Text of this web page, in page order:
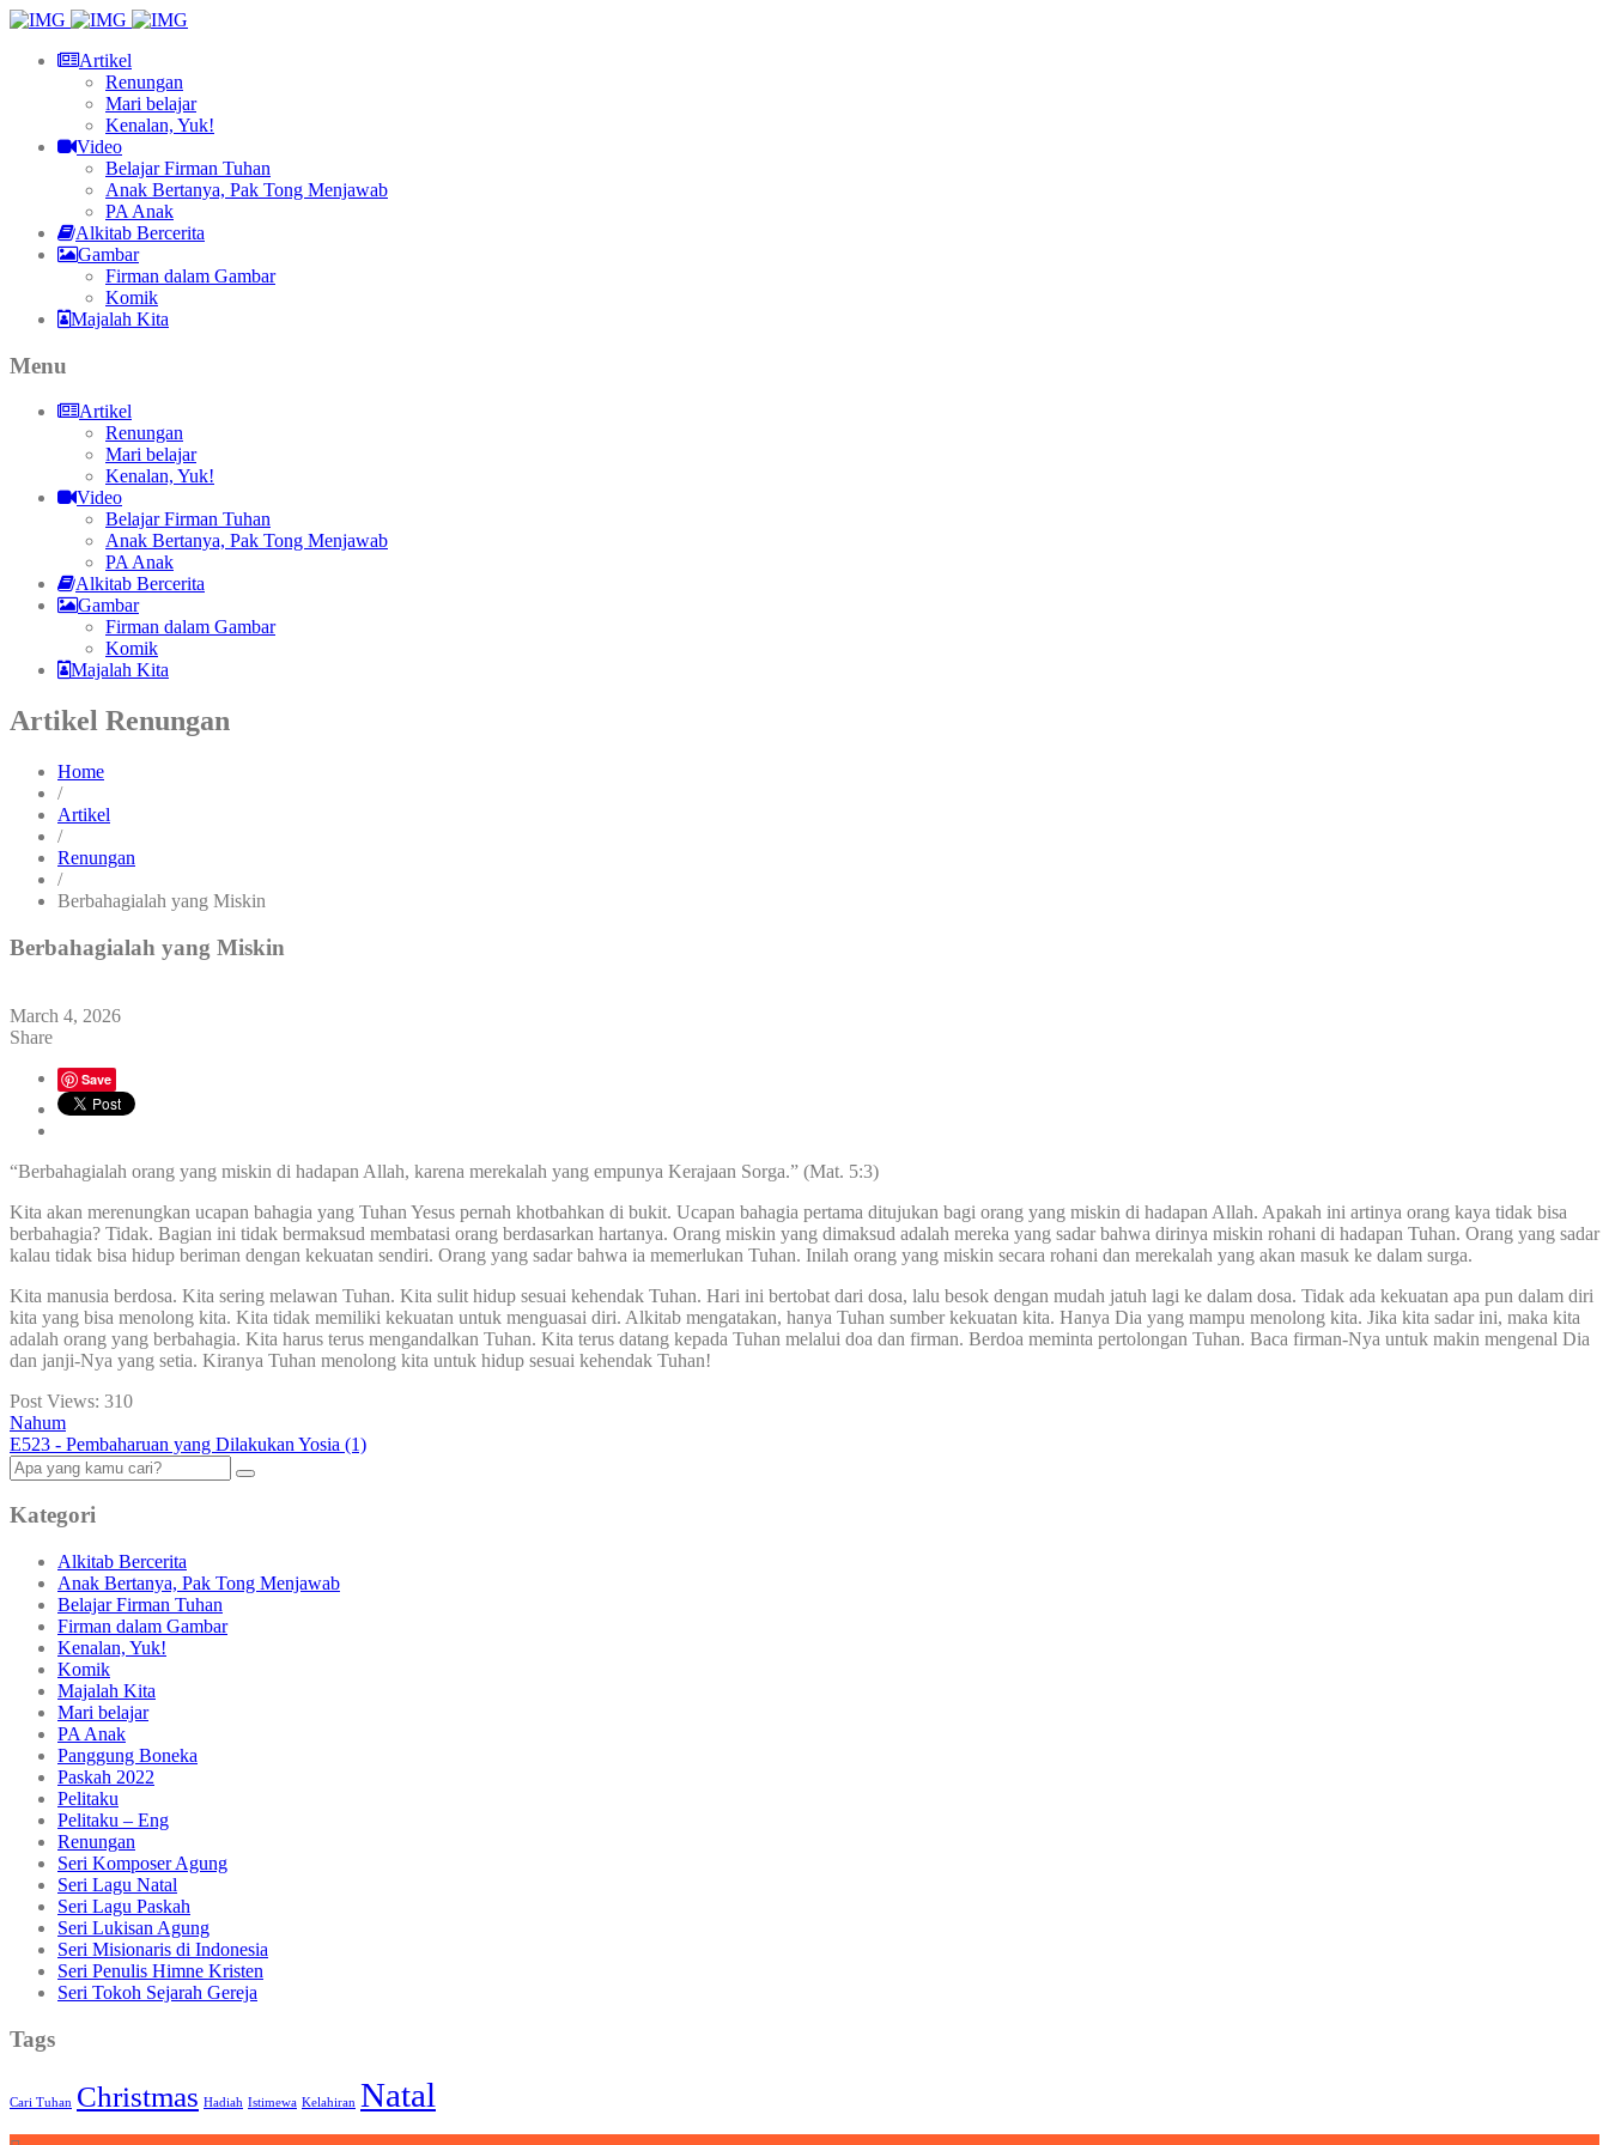
Artikel
Renungan
Mari belajar
Kenalan, Yuk!
Video
Belajar Firman Tuhan
Anak Bertanya, Pak Tong Menjawab
PA Anak
Alkitab Bercerita
Gambar
Firman dalam Gambar
Komik
Majalah Kita
Menu
Artikel
Renungan
Mari belajar
Kenalan, Yuk!
Video
Belajar Firman Tuhan
Anak Bertanya, Pak Tong Menjawab
PA Anak
Alkitab Bercerita
Gambar
Firman dalam Gambar
Komik
Majalah Kita
Artikel Renungan
Home
/
Artikel
/
Renungan
/
Berbahagialah yang Miskin
Berbahagialah yang Miskin
March 4, 2026
Share
Save
“Berbahagialah orang yang miskin di hadapan Allah, karena merekalah yang empunya Kerajaan Sorga.” (Mat. 5:3)
Kita akan merenungkan ucapan bahagia yang Tuhan Yesus pernah khotbahkan di bukit. Ucapan bahagia pertama ditujukan bagi orang yang miskin di hadapan Allah. Apakah ini artinya orang kaya tidak bisa
berbahagia? Tidak. Bagian ini tidak bermaksud membatasi orang berdasarkan hartanya. Orang miskin yang dimaksud adalah mereka yang sadar bahwa dirinya miskin rohani di hadapan Tuhan. Orang yang sadar
kalau tidak bisa hidup beriman dengan kekuatan sendiri. Orang yang sadar bahwa ia memerlukan Tuhan. Inilah orang yang miskin secara rohani dan merekalah yang akan masuk ke dalam surga.
Kita manusia berdosa. Kita sering melawan Tuhan. Kita sulit hidup sesuai kehendak Tuhan. Hari ini bertobat dari dosa, lalu besok dengan mudah jatuh lagi ke dalam dosa. Tidak ada kekuatan apa pun dalam diri
kita yang bisa menolong kita. Kita tidak memiliki kekuatan untuk menguasai diri. Alkitab mengatakan, hanya Tuhan sumber kekuatan kita. Hanya Dia yang mampu menolong kita. Jika kita sadar ini, maka kita
adalah orang yang berbahagia. Kita harus terus mengandalkan Tuhan. Kita terus datang kepada Tuhan melalui doa dan firman. Berdoa meminta pertolongan Tuhan. Baca firman-Nya untuk makin mengenal Dia
dan janji-Nya yang setia. Kiranya Tuhan menolong kita untuk hidup sesuai kehendak Tuhan!
Post Views: 310
Nahum
E523 - Pembaharuan yang Dilakukan Yosia (1)
Kategori
Alkitab Bercerita
Anak Bertanya, Pak Tong Menjawab
Belajar Firman Tuhan
Firman dalam Gambar
Kenalan, Yuk!
Komik
Majalah Kita
Mari belajar
PA Anak
Panggung Boneka
Paskah 2022
Pelitaku
Pelitaku – Eng
Renungan
Seri Komposer Agung
Seri Lagu Natal
Seri Lagu Paskah
Seri Lukisan Agung
Seri Misionaris di Indonesia
Seri Penulis Himne Kristen
Seri Tokoh Sejarah Gereja
Tags
Cari Tuhan Christmas Hadiah Istimewa Kelahiran Natal